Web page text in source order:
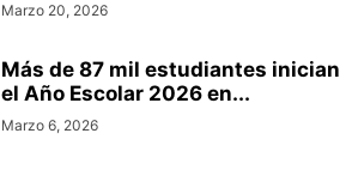
Marzo 20, 2026
Más de 87 mil estudiantes inician
el Año Escolar 2026 en...
Marzo 6, 2026